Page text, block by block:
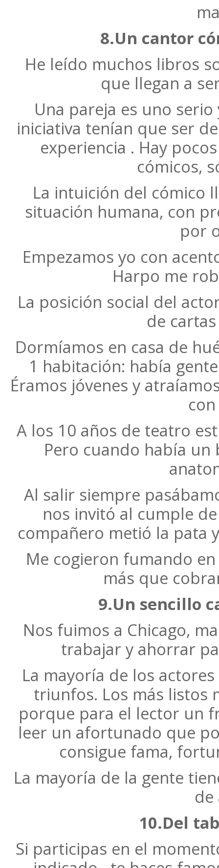
8.Un cantor
He leído muchos libros
que llegan a
Una pareja es uno
iniciativa tenían que ser
experiencia . Hay
cómicos,
La intuición del cómico
situación humana, con
por
Empezamos yo con
Harpo me
La posición social del
de
Dormíamos en casa de
1 habitación: había
Éramos jóvenes y
A los 10 años de teatro
Pero cuando había
Al salir siempre
nos invitó al cumple
compañero metió la pata
Me cogieron fumando
más que
9.Un sencillo
Nos fuimos a Chicago,
trabajar y ahorrar
La mayoría de los
triunfos. Los más listos
porque para el lector un
leer un afortunado que
consigue fama,
La mayoría de la gente
de
10.Del
Si participas en el